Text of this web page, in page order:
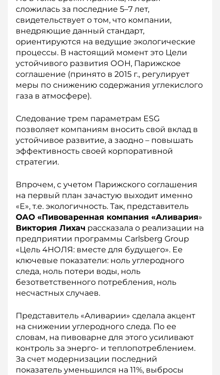
сложилась за последние 5–7 лет,
свидетельствует о том, что компании,
внедряющие данный стандарт,
ориентируются на ведущие экологические
процессы. В настоящий момент это Цели
устойчивого развития ООН, Парижское
соглашение (принято в 2015 г., регулирует
меры по снижению содержания углекислого
газа в атмосфере).
Следование трем параметрам ESG
позволяет компаниям вносить свой вклад в
устойчивое развитие, а заодно – повышать
эффективность своей корпоративной
стратегии.
Впрочем, с учетом Парижского соглашения
на первый план зачастую выходит именно
«E», т.е. экологичность. Так, представитель
ОАО «Пивоваренная компания «Аливария»
Виктория Лихач рассказала о реализации на
предприятии программы Carlsberg Group
«Цель 4НОЛЯ: вместе для будущего». Ее
ключевые показатели: ноль углеродного
следа, ноль потери воды, ноль
безответственного потребления, ноль
несчастных случаев.
Представитель «Аливарии» сделала акцент
на снижении углеродного следа. По ее
словам, на пивоварне для этого усиливают
контроль за энерго- и теплопотреблением.
За счет модернизации последний
показатель уменьшился на 11%, выбросы